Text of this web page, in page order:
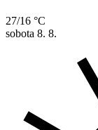
27/16 °C
sobota 8. 8.